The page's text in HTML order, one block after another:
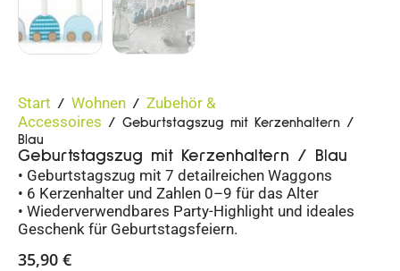
Start / Wohnen / Zubehör &
Accessoires / Geburtstagszug mit Kerzenhaltern /
Blau
Geburtstagszug mit Kerzenhaltern / Blau
• Geburtstagszug mit 7 detailreichen Waggons
• 6 Kerzenhalter und Zahlen 0–9 für das Alter
• Wiederverwendbares Party-Highlight und ideales
Geschenk für Geburtstagsfeiern.
35,90 €